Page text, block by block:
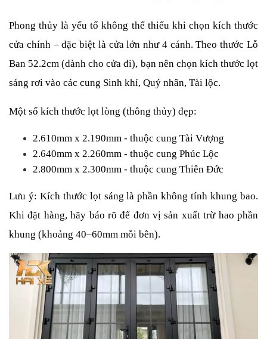
Phong thủy là yếu tố không thể thiếu khi chọn kích thước
cửa chính – đặc biệt là cửa lớn như 4 cánh. Theo thước Lỗ
Ban 52.2cm (dành cho cửa đi), bạn nên chọn kích thước lọt
sáng rơi vào các cung Sinh khí, Quý nhân, Tài lộc.
Một số kích thước lọt lòng (thông thủy) đẹp:
2.610mm x 2.190mm - thuộc cung Tài Vượng
2.640mm x 2.260mm - thuộc cung Phúc Lộc
2.800mm x 2.300mm - thuộc cung Thiên Đức
Lưu ý: Kích thước lọt sáng là phần không tính khung bao.
Khi đặt hàng, hãy báo rõ để đơn vị sản xuất trừ hao phần
khung (khoảng 40–60mm mỗi bên).